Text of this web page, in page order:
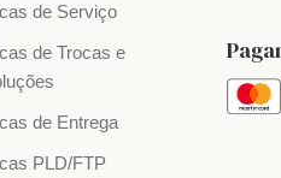
de Serviço
de Trocas e
de Entrega
PLD/FTP